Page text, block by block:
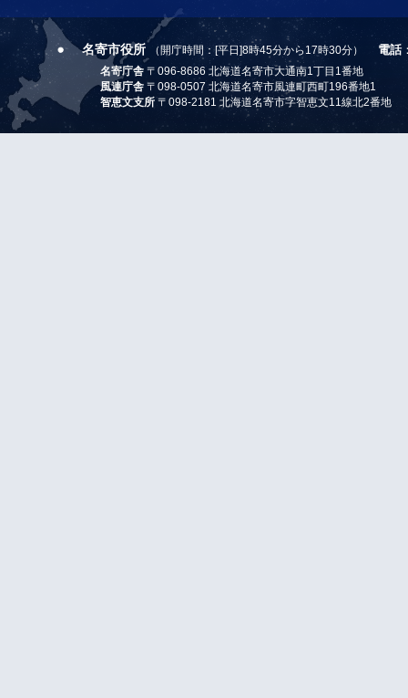
名寄市役所 （開庁時間：[平日]8時45分から17時30分） 電話
名寄庁舎 〒096-8686 北海道名寄市大通南1丁目1番地
風連庁舎 〒098-0507 北海道名寄市風連町西町196番地1
智恵文支所 〒098-2181 北海道名寄市字智恵文11線北2番地